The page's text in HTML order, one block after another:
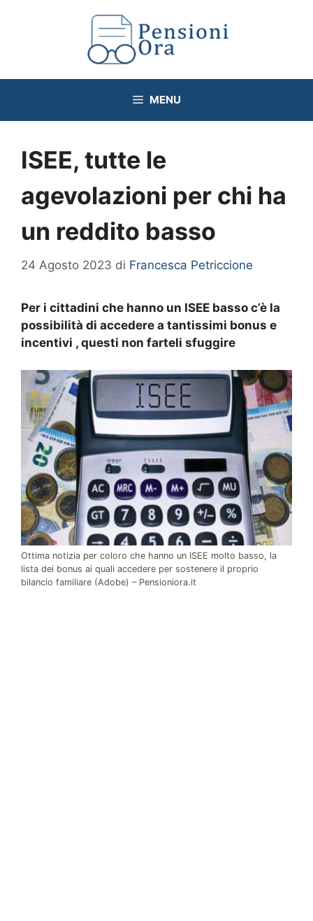
MENU
ISEE, tutte le
agevolazioni per chi ha
un reddito basso
24 Agosto 2023 di Francesca Petriccione
Per i cittadini che hanno un ISEE basso c’è la
possibilità di accedere a tantissimi bonus e
incentivi , questi non farteli sfuggire
Ottima notizia per coloro che hanno un ISEE molto basso, la
lista dei bonus ai quali accedere per sostenere il proprio
bilancio familiare (Adobe) – Pensioniora.it